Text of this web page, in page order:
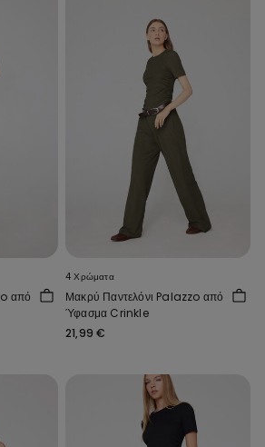
από
4 Χρώματα
Μακρύ Παντελόνι Palazzo από
Ύφασμα Crinkle
21,99 €